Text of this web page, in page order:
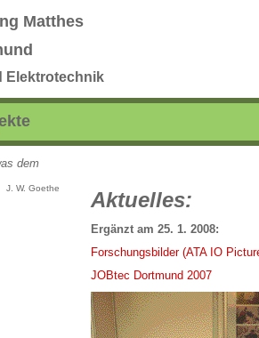
Matthes
Elektrotechnik
dem
J. W. Goethe Aktuelles:
Ergänzt am 25. 1. 2008:
Forschungsbilder (ATA IO
JOBtec Dortmund 2007